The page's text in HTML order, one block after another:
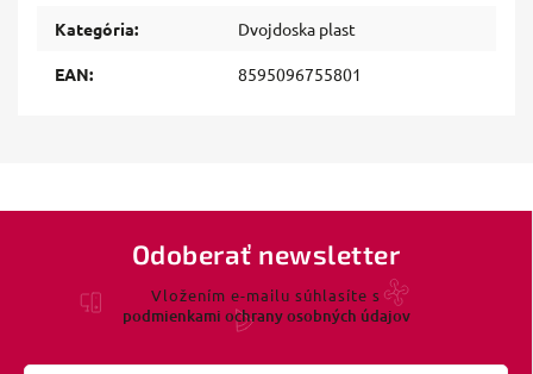
Kategória: Dvojdoska plast
EAN: 8595096755801
Odoberať newsletter
Vložením e-mailu súhlasíte s
podmienkami ochrany osobných údajov